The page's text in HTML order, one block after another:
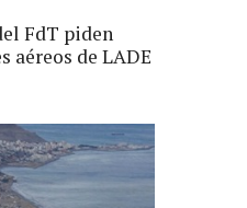
FdT piden
aéreos de LADE